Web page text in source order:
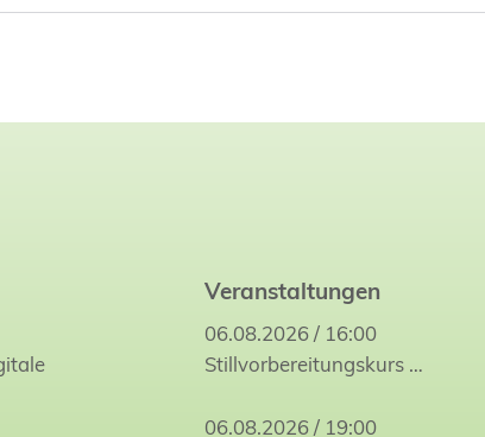
Veranstaltungen
06.08.2026 / 16:00
Stillvorbereitungskurs…
06.08.2026 / 19:00